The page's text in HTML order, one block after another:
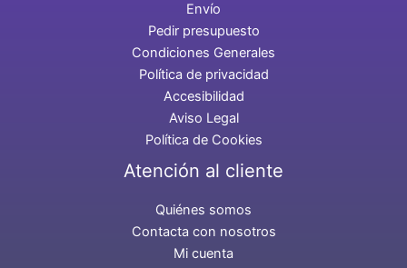
Envío
Pedir presupuesto
Condiciones Generales
Política de privacidad
Accesibilidad
Aviso Legal
Política de Cookies
Atención al cliente
Quiénes somos
Contacta con nosotros
Mi cuenta